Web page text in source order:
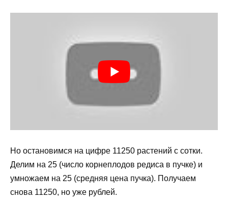
Но остановимся на цифре 11250 растений с сотки.
Делим на 25 (число корнеплодов редиса в пучке) и
умножаем на 25 (средняя цена пучка). Получаем
снова 11250, но уже рублей.